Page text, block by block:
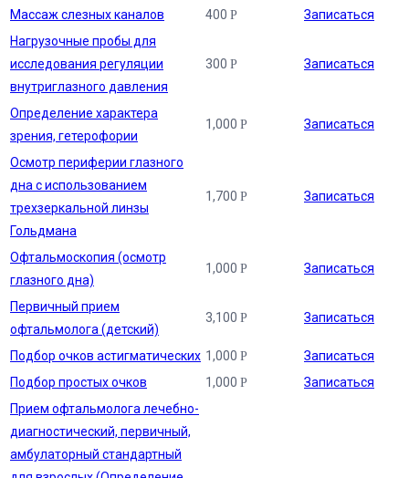
Массаж слезных каналов
400 Р
Записаться
Нагрузочные пробы для
исследования регуляции
внутриглазного давления
300 Р Записаться
Определение характера
зрения, гетерофории
1,000 Р Записаться
Осмотр периферии глазного
дна с использованием
трехзеркальной линзы
Гольдмана
1,700 Р Записаться
Офтальмоскопия (осмотр
глазного дна)
1,000 Р Записаться
Первичный прием
офтальмолога (детский)
3,100 Р Записаться
Подбор очков астигматических 1,000 Р
Записаться
Подбор простых очков
1,000 Р
Записаться
Прием офтальмолога лечебно-
диагностический, первичный,
амбулаторный стандартный